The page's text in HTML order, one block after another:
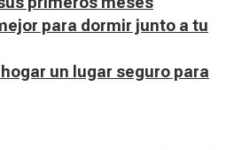
para dormir junto a tu
un lugar seguro para